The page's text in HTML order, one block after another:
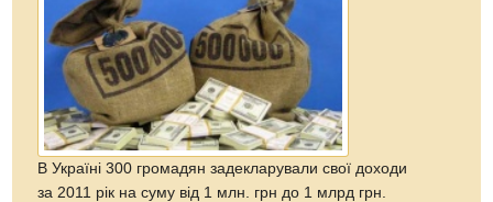
В Україні 300 громадян задекларували свої доходи
за 2011 рік на суму від 1 млн. грн до 1 млрд грн.